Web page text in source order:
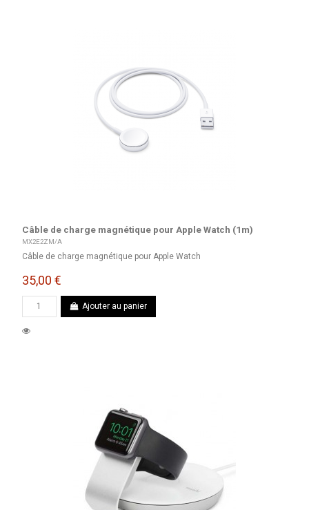
Câble de charge magnétique pour Apple Watch (1m)
MX2E2ZM/A
Câble de charge magnétique pour Apple Watch
35,00 €
Ajouter au panier